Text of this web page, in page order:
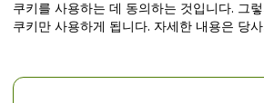
도움말 센터 / 문의하기
쿠키를 사용하는 데 동의하는 것입니다. 그
쿠키만 사용하게 됩니다. 자세한 내용은 당사